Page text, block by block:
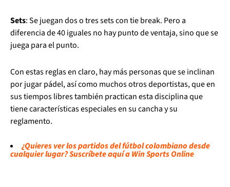
Sets: Se juegan dos o tres sets con tie break. Pero a
diferencia de 40 iguales no hay punto de ventaja, sino que se
juega para el punto.
Con estas reglas en claro, hay más personas que se inclinan
por jugar pádel, así como muchos otros deportistas, que en
sus tiempos libres también practican esta disciplina que
tiene características especiales en su cancha y su
reglamento.
¿Quieres ver los partidos del fútbol colombiano desde
cualquier lugar? Suscríbete aquí a Win Sports Online